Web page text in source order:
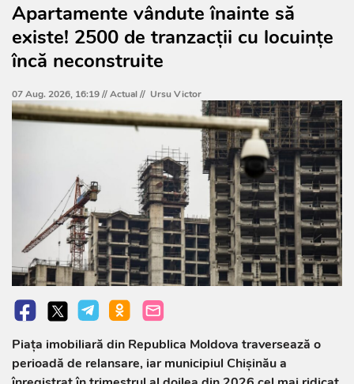
Apartamente vândute înainte să
existe! 2500 de tranzacții cu locuințe
încă neconstruite
07 Aug. 2026, 16:19 //Actual// Ursu Victor
Piața imobiliară din Republica Moldova traversează o
perioadă de relansare, iar municipiul Chișinău a